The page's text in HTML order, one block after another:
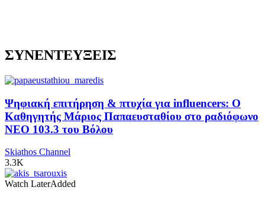
ΣΥΝΕΝΤΕΥΞΕΙΣ
Ψηφιακή επιτήρηση & πτυχία για influencers: Ο
Καθηγητής Μάριος Παπαευσταθίου στο ραδιόφωνο
NEO 103.3 του Βόλου
Skiathos Channel
3.3K
Watch LaterAdded